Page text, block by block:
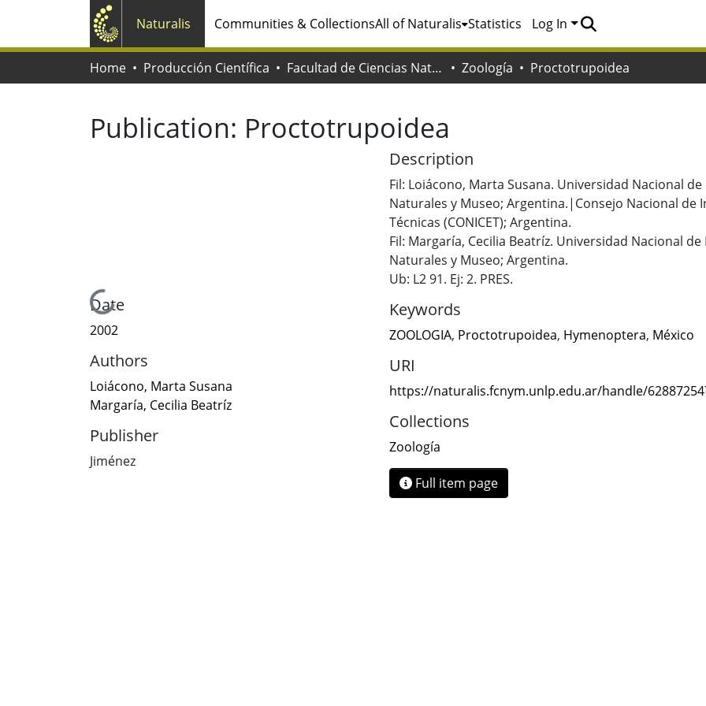
Naturalis Communities & CollectionsAll of Naturalis Statistics Log In
Home Producción Científica Facultad de Ciencias Naturales y Museo Zoología Proctotrupoidea
Publication: Proctotrupoidea
Loading...
Date
2002
Authors
Loiácono, Marta Susana
Margaría, Cecilia Beatríz
Publisher
Jiménez
Description
Fil: Loiácono, Marta Susana. Universidad Nacional de
Naturales y Museo; Argentina.|Consejo Nacional de
Técnicas (CONICET); Argentina.
Fil: Margaría, Cecilia Beatríz. Universidad Nacional de
Naturales y Museo; Argentina.
Ub: L2 91. Ej: 2. PRES.
Keywords
ZOOLOGIA, Proctotrupoidea, Hymenoptera, México
URI
https://naturalis.fcnym.unlp.edu.ar/handle/
Collections
Zoología
Full item page